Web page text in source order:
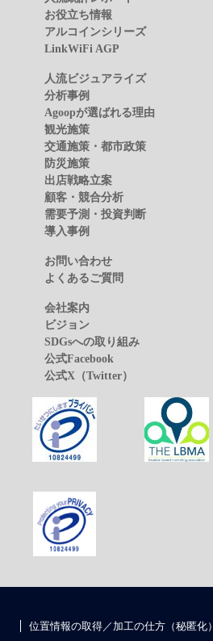
お役立ち情報
アルコインシリーズ
LinkWiFi AGP
人流ビジュアライズ
分析事例
Agoopが選ばれる理由
観光施策
交通施策・都市政策
防災施策
出店戦略立案
顧客・競合分析
需要予測・投資判断
導入事例
お問い合わせ
よくあるご質問
会社案内
ビジョン
SDGsへの取り組み
公式Facebook
公式X（Twitter）
位置情報の取得／加工の仕方（秘匿化）